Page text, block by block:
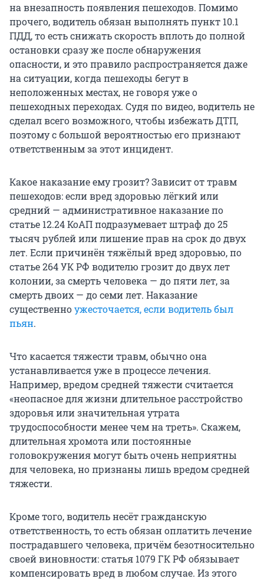
на внезапность появления пешеходов. Помимо
прочего, водитель обязан выполнять пункт 10.1
ПДД, то есть снижать скорость вплоть до полной
остановки сразу же после обнаружения
опасности, и это правило распространяется даже
на ситуации, когда пешеходы бегут в
неположенных местах, не говоря уже о
пешеходных переходах. Судя по видео, водитель не
сделал всего возможного, чтобы избежать ДТП,
поэтому с большой вероятностью его признают
ответственным за этот инцидент.
Какое наказание ему грозит? Зависит от травм
пешеходов: если вред здоровью лёгкий или
средний — административное наказание по
статье 12.24 КоАП подразумевает штраф до 25
тысяч рублей или лишение прав на срок до двух
лет. Если причинён тяжёлый вред здоровью, по
статье 264 УК РФ водителю грозит до двух лет
колонии, за смерть человека — до пяти лет, за
смерть двоих — до семи лет. Наказание
существенноужесточается, если водитель был
пьян.
Что касается тяжести травм, обычно она
устанавливается уже в процессе лечения.
Например, вредом средней тяжести считается
«неопасное для жизни длительное расстройство
здоровья или значительная утрата
трудоспособности менее чем на треть». Скажем,
длительная хромота или постоянные
головокружения могут быть очень неприятны
для человека, но признаны лишь вредом средней
тяжести.
Кроме того, водитель несёт гражданскую
ответственность, то есть обязан оплатить лечение
пострадавшего человека, причём безотносительно
своей виновности: статья 1079 ГК РФ обязывает
компенсировать вред в любом случае. Из этого